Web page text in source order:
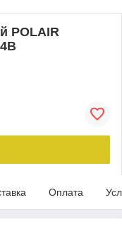
POLAIR
Оплата